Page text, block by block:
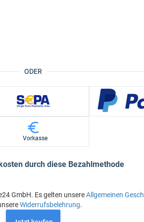
ODER
Vorkasse
durch diese Bezahlmethode
GmbH. Es gelten unsereAllgemeinen
Widerrufsbelehrung.